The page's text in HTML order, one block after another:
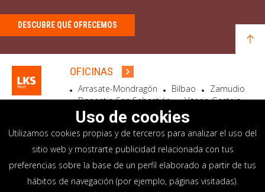
DESCUBRE QUÉ OFRECEMOS
OFICINAS
Arrasate-Mondragón Bilbao
Zamudio
Donostia-San Sebastián
Vitoria-Gasteiz
Madrid
El Astillero Bidart
SEDE SOCIAL
Goiru, 7 Arrasate-Mondragón
CP 20500 GIPUZKOA – SPAIN
Uso de cookies
Utilizamos cookies propias y de terceros para analizar el uso del
sitio web y mostrarte publicidad relacionada con tus
preferencias sobre la base de un perfil elaborado a partir de tus
hábitos de navegación (por ejemplo, páginas visitadas).